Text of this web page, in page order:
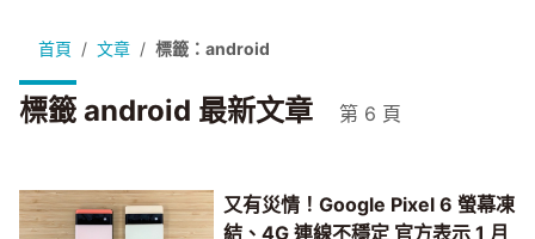
首頁 文章 標籤：android
標籤 android 最新文章 第 6 頁
又有災情！Google Pixel 6 螢幕凍
結、4G 連線不穩定 官方表示 1 月